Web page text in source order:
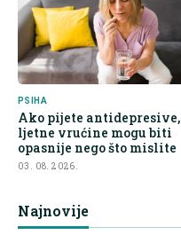
PSIHA
Ako pijete antidepresive,
ljetne vrućine mogu biti
opasnije nego što mislite
03. 08. 2026.
Najnovije